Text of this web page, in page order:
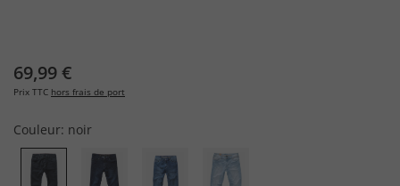
69,99 €
Prix TTC hors frais de port
Couleur: noir